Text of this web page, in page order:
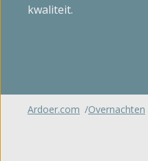
kwaliteit.
Ardoer.com Overnachten